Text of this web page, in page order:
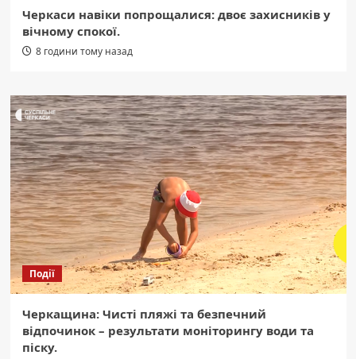
Черкаси навіки попрощалися: двоє захисників у
вічному спокої.
8 години тому назад
Події
Черкащина: Чисті пляжі та безпечний
відпочинок – результати моніторингу води та
піску.